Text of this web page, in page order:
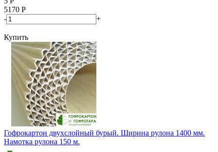
5170 Р
-
+
Купить
Гофрокартон двухслойный бурый. Ширина рулона 1400 мм.
Намотка рулона 150 м.